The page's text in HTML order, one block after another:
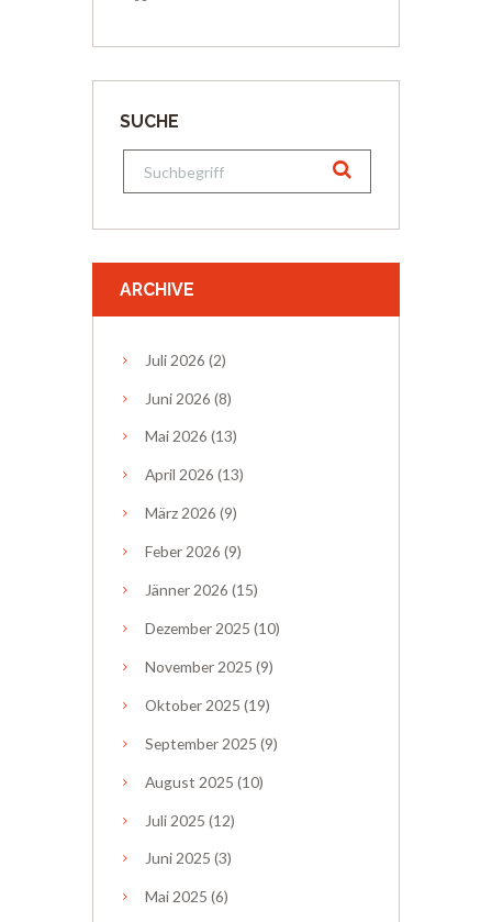
SUCHE
ARCHIVE
Juli 2026 (2)
Juni 2026 (8)
Mai2026 (13)
April 2026 (13)
März 2026 (9)
Feber 2026 (9)
Jänner 2026 (15)
Dezember 2025 (10)
November 2025 (9)
Oktober 2025 (19)
September 2025 (9)
August 2025 (10)
Juli 2025 (12)
Juni2025 (3)
Mai 2025 (6)